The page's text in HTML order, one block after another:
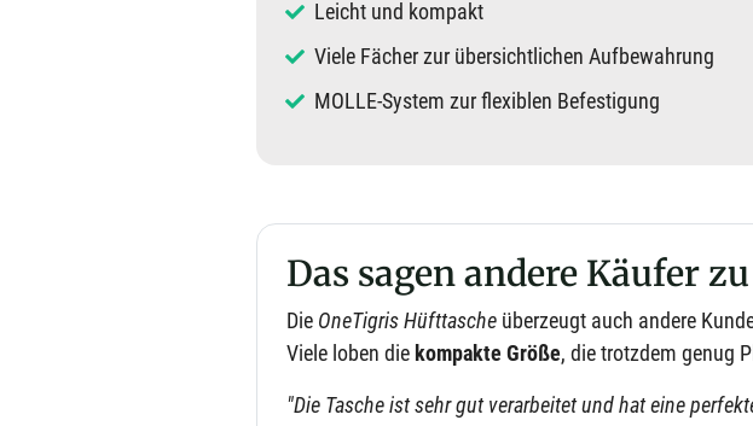
Leicht und kompakt
Viele Fächer zur übersichtlichen Aufbewahrung
MOLLE-System zur flexiblen Befestigung
Das sagen andere Käufer
Die OneTigris Hüfttasche überzeugt auch andere
Viele loben die kompakte Größe, die trotzdem genug
"Die Tasche ist sehr gut verarbeitet und hat eine